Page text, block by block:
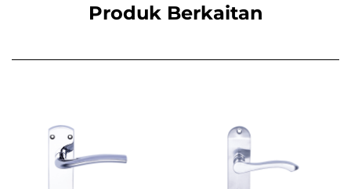
Produk Berkaitan